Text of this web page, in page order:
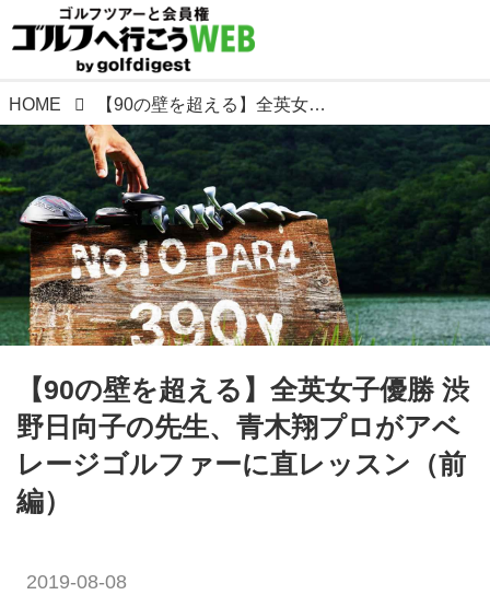
HOME 【90の壁を超える】全英女子優勝 渋野日向子の先生、青木翔プロがアベレージゴルファーに直レッスン（前編）
【90の壁を超える】全英女子優勝 渋
野日向子の先生、青木翔プロがアベ
レージゴルファーに直レッスン（前
編）
2019-08-08